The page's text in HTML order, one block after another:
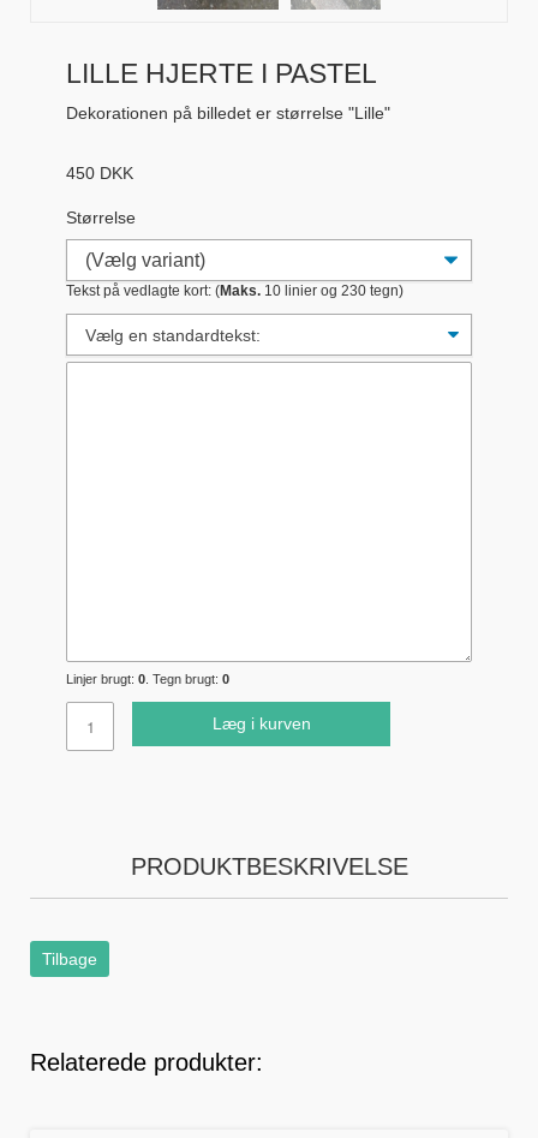
LILLE HJERTE I PASTEL
Dekorationen på billedet er størrelse "Lille"
450 DKK
Størrelse
Tekst på vedlagte kort: (Maks. 10 linier og 230 tegn)
Linjer brugt: 0 . Tegn brugt: 0
Læg i kurven
PRODUKTBESKRIVELSE
Tilbage
Relaterede produkter: